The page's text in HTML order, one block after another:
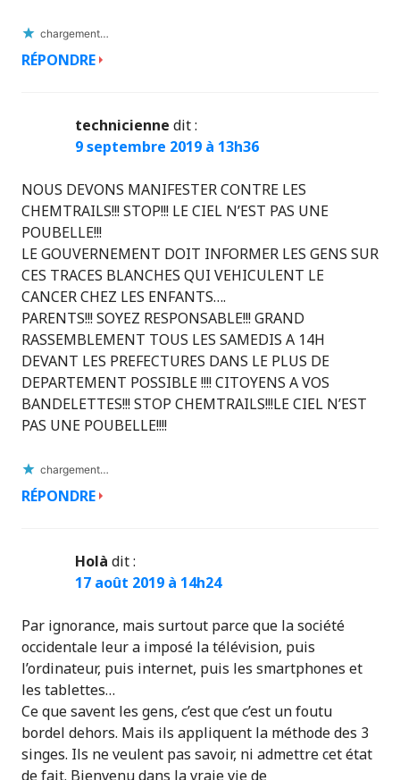
chargement…
RÉPONDRE
technicienne dit :
9 septembre 2019 à 13h36
NOUS DEVONS MANIFESTER CONTRE LES
CHEMTRAILS!!! STOP!!! LE CIEL N’EST PAS UNE
POUBELLE!!!
LE GOUVERNEMENT DOIT INFORMER LES GENS SUR
CES TRACES BLANCHES QUI VEHICULENT LE
CANCER CHEZ LES ENFANTS….
PARENTS!!! SOYEZ RESPONSABLE!!! GRAND
RASSEMBLEMENT TOUS LES SAMEDIS A 14H
DEVANT LES PREFECTURES DANS LE PLUS DE
DEPARTEMENT POSSIBLE !!!! CITOYENS A VOS
BANDELETTES!!! STOP CHEMTRAILS!!!LE CIEL N’EST
PAS UNE POUBELLE!!!!
chargement…
RÉPONDRE
Holà dit :
17 août 2019 à 14h24
Par ignorance, mais surtout parce que la société
occidentale leur a imposé la télévision, puis
l’ordinateur, puis internet, puis les smartphones et
les tablettes…
Ce que savent les gens, c’est que c’est un foutu
bordel dehors. Mais ils appliquent la méthode des 3
singes. Ils ne veulent pas savoir, ni admettre cet état
de fait. Bienvenu dans la vraie vie de